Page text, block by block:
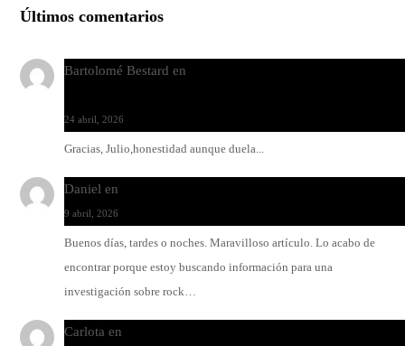
Últimos comentarios
Bartolomé Bestard en
24 abril, 2026
Gracias, Julio,honestidad aunque duela...
Daniel en
9 abril, 2026
Buenos días, tardes o noches. Maravilloso artículo. Lo acabo de
encontrar porque estoy buscando información para una
investigación sobre rock…
Carlota en